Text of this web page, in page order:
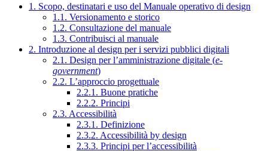
1. Scopo, destinatari e uso del Manuale operativo di design
1.1. Versionamento e storico
1.2. Consultazione del manuale
1.3. Contribuisci al manuale
2. Introduzione al design per i servizi pubblici digitali
2.1. Design per l’amministrazione digitale (e-
government)
2.2. L’approccio progettuale
2.2.1. Buone pratiche
2.2.2. Principi
2.3. Accessibilità
2.3.1. Definizione
2.3.2. Accessibilità by design
2.3.3. Principi per l’accessibilità